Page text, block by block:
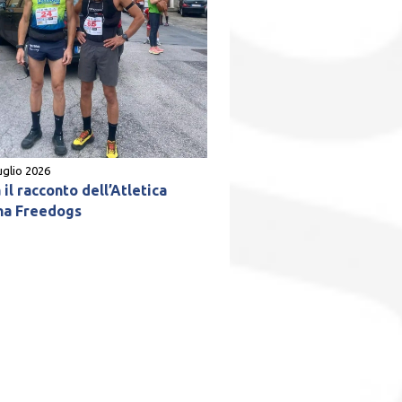
2026
il racconto dell’Atletica
Freedogs